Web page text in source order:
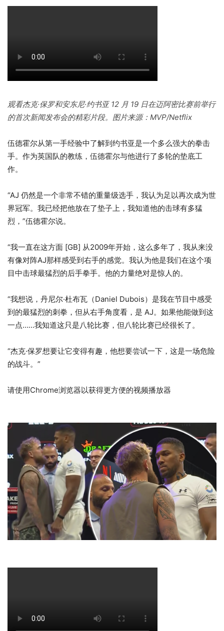
观看杰克·保罗和安东尼·约书亚 12 月 19 日在迈阿密比赛前举行
的首次新闻发布会的精彩片段。图片来源：MVP/Netflix
伍德霍尔从第一手经验中了解到约书亚是一个多么强大的拳击
手。作为英国队的教练，伍德霍尔与他进行了多轮的垫底工
作。
“AJ 仍然是一个非常不错的重量级选手，我认为足以再次成为世
界冠军。我已经把他放在了垫子上，我知道他的击球有多猛
烈，”伍德霍尔说。
“我一直在这方面 [GB] 从2009年开始，这么多年了，我从来没
有像对阵AJ那样感受到右手的感觉。我认为他是我们在这个项
目中击球最猛烈的后手拳手。他的力量绝对是惊人的。
“我想说，丹尼尔·杜布瓦（Daniel Dubois）是我在节目中感受
到的最猛烈的刺拳，但从右手角度看，是 AJ。如果他能做到这
一点……我知道这只是八轮比赛，但八轮比赛已经很长了。
“杰克·保罗想要让它变得有趣，他想要尝试一下，这是一场危险
的战斗。”
请使用Chrome浏览器以获得更方便的视频播放器